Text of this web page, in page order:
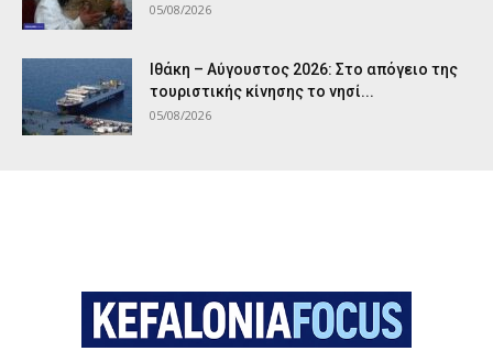
05/08/2026
Ιθάκη – Αύγουστος 2026: Στο απόγειο της
τουριστικής κίνησης το νησί...
05/08/2026